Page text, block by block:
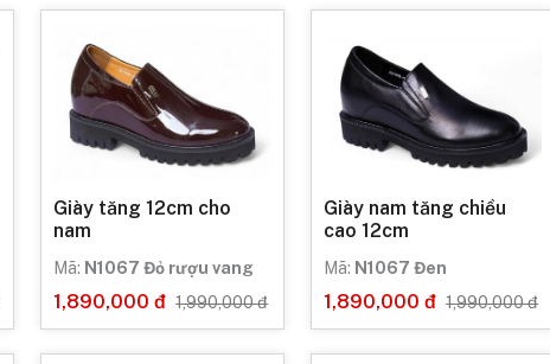
Giày tăng 12cm cho
nam
Mã: N1067 Đỏ rượu vang
1,890,000 đ 1,990,000 đ
Giày nam tăng chiều
cao 12cm
Mã: N1067 Đen
1,890,000 đ 1,990,000 đ